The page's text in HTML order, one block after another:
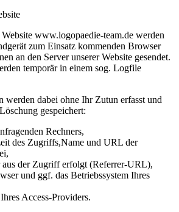
www.logopaedie-team.de werden
zum Einsatz kommenden Browser
an den Server unserer Website gesendet.
temporär in einem sog. Logfile
werden dabei ohne Ihr Zutun erfasst und
gespeichert:
Rechners,
des Zugriffs,Name und URL der
aus der Zugriff erfolgt (Referrer-URL),
und ggf. das Betriebssystem Ihres
Access-Providers.